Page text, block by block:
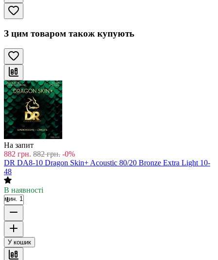
З цим товаром також купують
На запит
882 грн. 882 грн. -0%
DR DA8-10 Dragon Skin+ Acoustic 80/20 Bronze Extra Light 10-
48
В наявності
мин. 1
У кошик